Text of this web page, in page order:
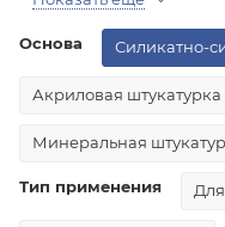
Основа
Акриловая штукатурка
Минеральная
Силикатно-
Тип применения